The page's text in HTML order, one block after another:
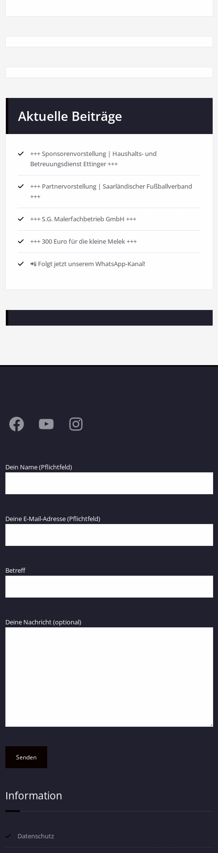
Aktuelle Beiträge
+++ Sponsorenvorstellung | Haushalts- und
Betreuungsdienst Ettinger +++
+++ Partnervorstellung | Saarländischer Fußballverband
+++
+++ S.G. Malerfachbetrieb GmbH +++
+++ 300 Euro für die kleine Melek +++
📲 Folgt jetzt unserem WhatsApp-Kanal!
Facebook
YouTubeInstagram
Dein Name (Pflichtfeld)
Deine E-Mail-Adresse (Pflichtfeld)
Betreff
Deine Nachricht (optional)
Information
Datenschutz